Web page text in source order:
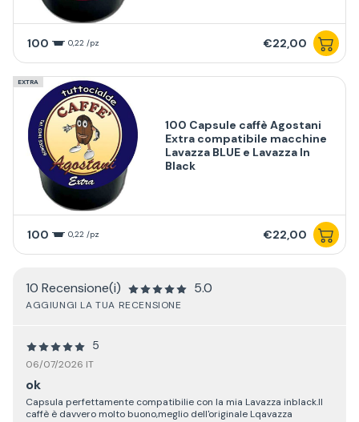
100 0,22 /pz €22,00
EXTRA
100 Capsule caffè Agostani
Extra compatibile macchine
Lavazza BLUE e Lavazza In
Black
100 0,22 /pz €22,00
10 Recensione(i) 5.0
AGGIUNGI LA TUA RECENSIONE
5
06/07/2026 IT
ok
Capsula perfettamente compatibilie con la mia Lavazza inblack.Il
caffè è davvero molto buono,meglio dell'originale Lqavazza